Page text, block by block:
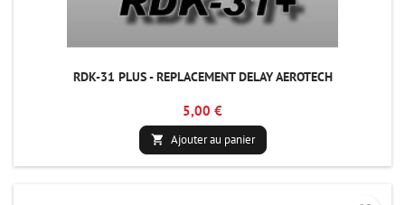
RDK-31 PLUS - REPLACEMENT DELAY AEROTECH
5,00 €
 Ajouter au panier